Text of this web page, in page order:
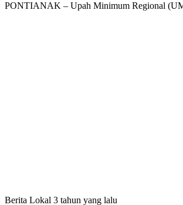
PONTIANAK – Upah Minimum Regional
Berita Lokal 3 tahun yang lalu